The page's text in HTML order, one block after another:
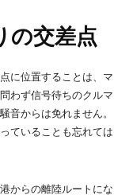
の交差点
に位置することは、マ
わず信号待ちのクルマ
音からは免れません。
ていることも忘れては
からの離陸ルートにな